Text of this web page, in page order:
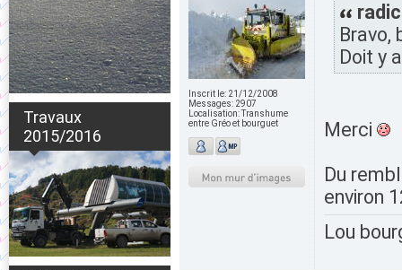
Travaux
2015/2016
Inscrit le: 21/12/2008
Messages: 2907
Localisation:Transhume
entre Gréo et bourguet
Bravo,
Doit y
Merci
Du
environ
Lou